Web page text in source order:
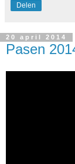
Delen
20 april 2014
Pasen